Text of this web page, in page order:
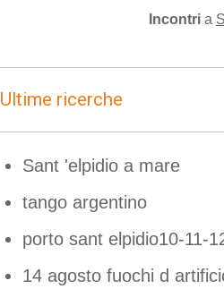
Incontri a
Ultime ricerche
Sant 'elpidio a mare
tango argentino
porto sant elpidio10-11-
14 agosto fuochi d